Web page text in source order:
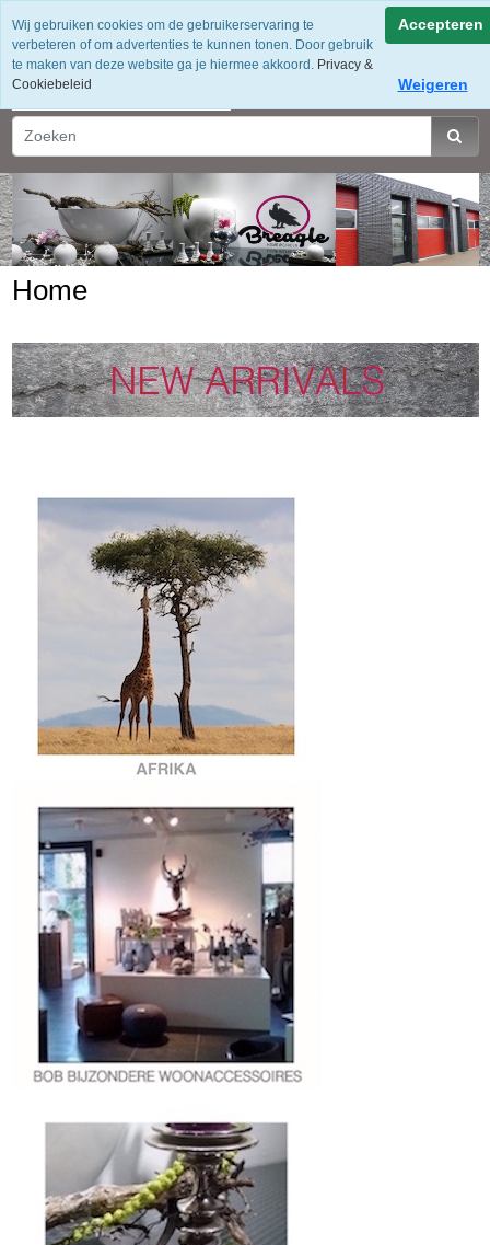
Home
Wij gebruiken cookies om de gebruikerservaring te
verbeteren of om advertenties te kunnen tonen. Door gebruik
te maken van deze website ga je hiermee akkoord. Privacy &
Cookiebeleid
Accepteren
Weigeren